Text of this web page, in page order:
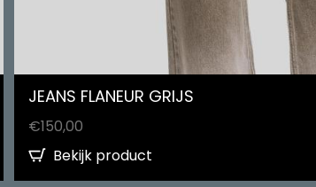
JEANS FLANEUR GRIJS
€150,00
Bekijk product